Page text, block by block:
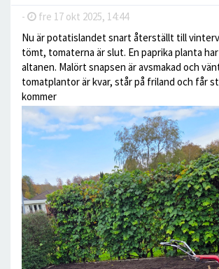
- fre 17 okt 2025, 14:44
Nu är potatislandet snart återställt till
tömt, tomaterna är slut. En paprika planta
altanen. Malört snapsen är avsmakad och
tomatplantor är kvar, står på friland och får
kommer